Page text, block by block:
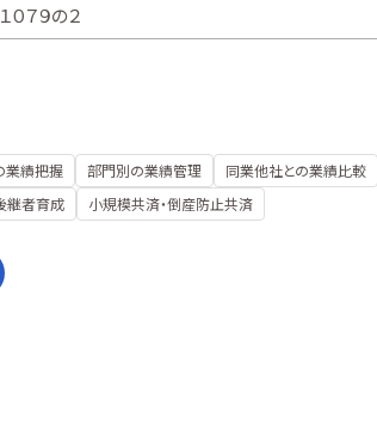
７９の２
業績把握 部門別の業績管理
同業他社との業績比較
継者育成 小規模共済・倒産防止共済